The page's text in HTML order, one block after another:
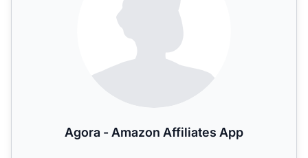
Agora - Amazon Affiliates App